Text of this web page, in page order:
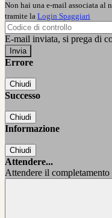
Non hai una e-mail associata al
tramite la Login Spaggiari
E-mail inviata, si prega di
Errore
Chiudi
Successo
Chiudi
Informazione
Chiudi
Attendere...
Attendere il